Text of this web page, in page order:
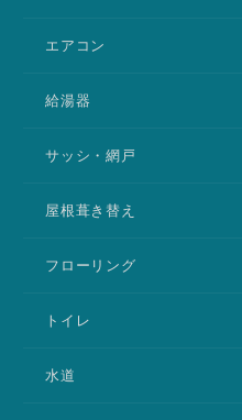
エアコン
給湯器
サッシ・網戸
屋根葺き替え
フローリング
トイレ
水道